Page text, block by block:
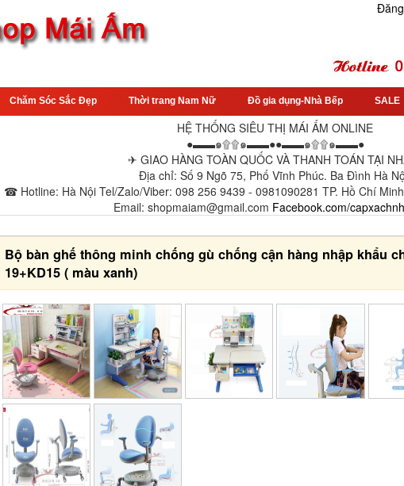
Chăm Sóc Sắc Đẹp Thời trang Nam Nữ Đồ gia dụng-Nhà Bếp SALE
HỆ THỐNG SIÊU THỊ MÁI ẤM ONLINE
●▬▬๑۩۩๑▬▬●●▬▬๑۩۩๑▬▬●
✈ GIAO HÀNG TOÀN QUỐC VÀ THANH TOÁN TẠI
Địa chỉ: Số 9 Ngõ 75, Phố Vĩnh Phúc. Ba Đình Hà
☎ Hotline: Hà Nội Tel/Zalo/Viber: 098 256 9439 - 0981090281 TP. Hồ Chí
Email: shopmaiam@gmail.com Facebook.com/
Bộ bàn ghế thông minh chống gù chống cận hàng nhập khẩu
19+KD15 ( màu xanh)